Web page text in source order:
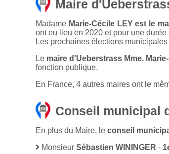
Maire
Madame Marie-Cécile LEY est le
ont eu lieu en 2020 et pour une durée
Les prochaines élections
Le maire d'Ueberstrass Mme.
fonction publique.
En France, 4 autres maires ont le
Conseil municipal
En plus du Maire, le conseil
Monsieur Sébastien WININGER -